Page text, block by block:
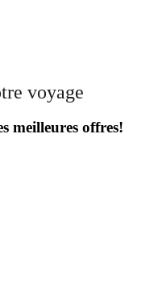
voyage
meilleures offres!